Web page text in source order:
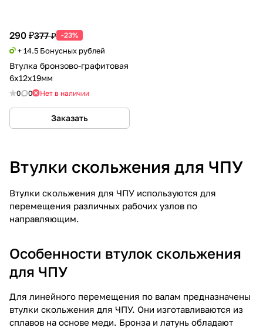
290 ₽377 ₽ -23%
+ 14.5 Бонусных рублей
Втулка бронзово-графитовая
6x12x19мм
0 0 Нет в наличии
Заказать
Втулки скольжения для ЧПУ
Втулки скольжения для ЧПУ используются для
перемещения различных рабочих узлов по
направляющим.
Особенности втулок скольжения
для ЧПУ
Для линейного перемещения по валам предназначены
втулки скольжения для ЧПУ. Они изготавливаются из
сплавов на основе меди. Бронза и латунь обладают